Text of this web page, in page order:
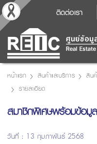
ติดต่อเรา
หน้าแรก สินค้าและบริการ
สิน
รายละเอียด
สมาชิกพิเศษพร้อมข้อมู
วันที่ : 13 กุมภาพันธ์ 2568